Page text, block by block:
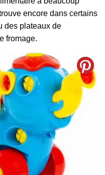
encore dans certains
des plateaux de
fromage.